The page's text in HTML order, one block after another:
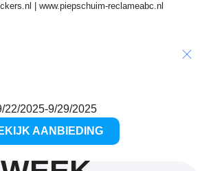
www.piepschuim-reclameabc.nl
22/2025-9/29/2025
AANBIEDING